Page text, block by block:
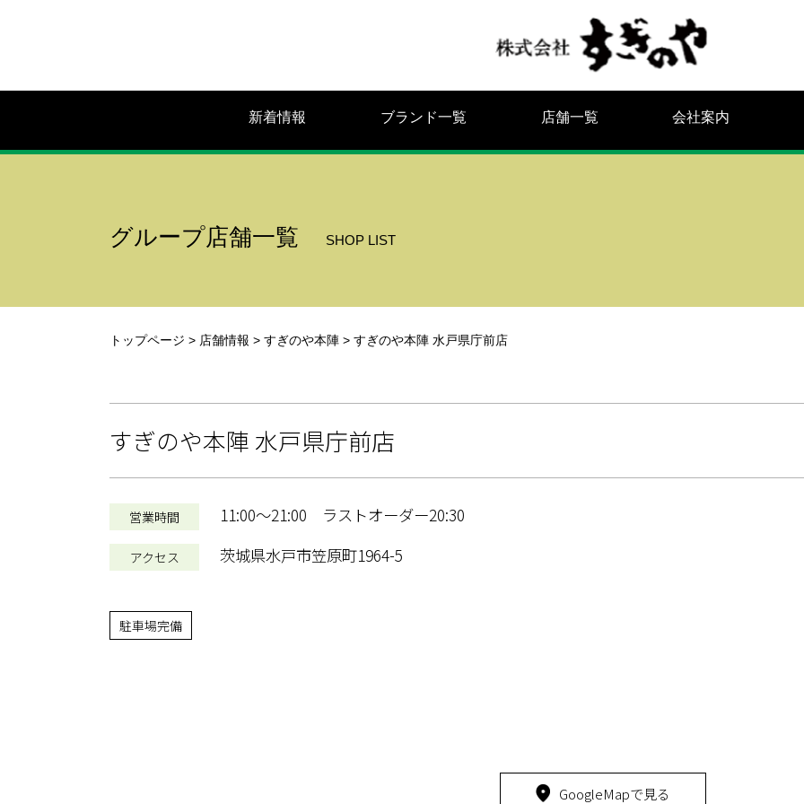
新着情報 ブランド一覧 店舗一覧 会社案内
グループ店舗一覧 SHOP LIST
トップページ > 店舗情報 > すぎのや本陣 > すぎのや本陣 水戸県庁前店
すぎのや本陣 水戸県庁前店
営業時間 11:00〜21:00 ラストオーダー20:30
アクセス 茨城県水戸市笠原町1964-5
駐車場完備
GoogleMapで見る